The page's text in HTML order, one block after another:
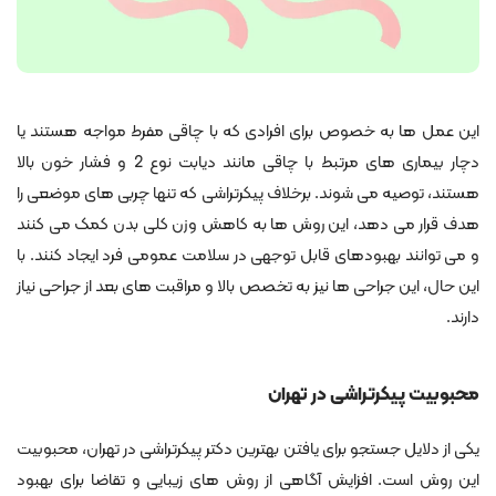
این عمل ها به خصوص برای افرادی که با چاقی مفرط مواجه هستند یا
دچار بیماری های مرتبط با چاقی مانند دیابت نوع 2 و فشار خون بالا
هستند، توصیه می شوند. برخلاف پیکرتراشی که تنها چربی های موضعی را
هدف قرار می دهد، این روش ها به کاهش وزن کلی بدن کمک می کنند
و می توانند بهبودهای قابل توجهی در سلامت عمومی فرد ایجاد کنند. با
این حال، این جراحی ها نیز به تخصص بالا و مراقبت های بعد از جراحی نیاز
دارند.
محبوبیت پیکرتراشی در تهران
یکی از دلایل جستجو برای یافتن بهترین دکتر پیکرتراشی در تهران، محبوبیت
این روش است. افزایش آگاهی از روش‌ های زیبایی و تقاضا برای بهبود